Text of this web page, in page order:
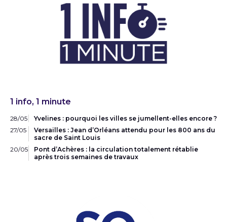
1 info, 1 minute
28/05
Yvelines : pourquoi les villes se jumellent-elles encore ?
27/05
Versailles : Jean d’Orléans attendu pour les 800 ans du
sacre de Saint Louis
20/05
Pont d’Achères : la circulation totalement rétablie
après trois semaines de travaux